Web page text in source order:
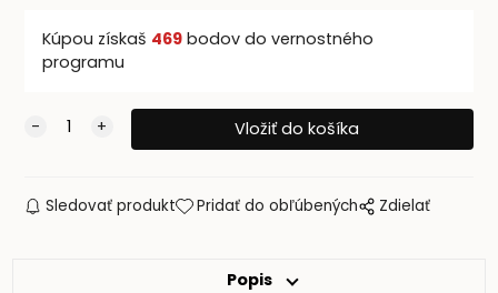
Kúpou získaš 469bodov do vernostného
programu
Sledovať produkt Pridať do obľúbených Zdielať
Popis